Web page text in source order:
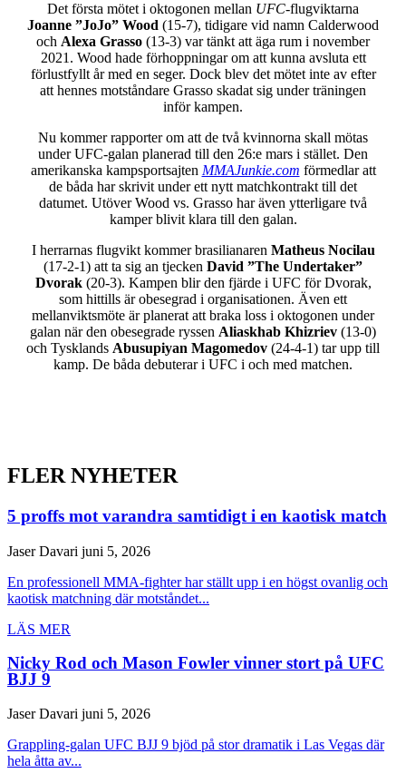
Det första mötet i oktogonen mellan UFC-flugviktarna
Joanne ”JoJo” Wood (15-7), tidigare vid namn Calderwood
och Alexa Grasso (13-3) var tänkt att äga rum i november
2021. Wood hade förhoppningar om att kunna avsluta ett
förlustfyllt år med en seger. Dock blev det mötet inte av efter
att hennes motståndare Grasso skadat sig under träningen
inför kampen.
Nu kommer rapporter om att de två kvinnorna skall mötas
under UFC-galan planerad till den 26:e mars i stället. Den
amerikanska kampsportsajten MMAJunkie.com förmedlar att
de båda har skrivit under ett nytt matchkontrakt till det
datumet. Utöver Wood vs. Grasso har även ytterligare två
kamper blivit klara till den galan.
I herrarnas flugvikt kommer brasilianaren Matheus Nocilau
(17-2-1) att ta sig an tjecken David ”The Undertaker”
Dvorak(20-3). Kampen blir den fjärde i UFC för Dvorak,
som hittills är obesegrad i organisationen. Även ett
mellanviktsmöte är planerat att braka loss i oktogonen under
galan när den obesegrade ryssen Aliaskhab Khizriev (13-0)
och Tysklands Abusupiyan Magomedov (24-4-1) tar upp till
kamp. De båda debuterar i UFC i och med matchen.
FLER NYHETER
5 proffs mot varandra samtidigt i en kaotisk match
Jaser Davari juni 5, 2026
En professionell MMA-fighter har ställt upp i en högst ovanlig och
kaotisk matchning där motståndet...
LÄS MER
Nicky Rod och Mason Fowler vinner stort på UFC
BJJ 9
Jaser Davari juni 5, 2026
Grappling-galan UFC BJJ 9 bjöd på stor dramatik i Las Vegas där
hela åtta av...